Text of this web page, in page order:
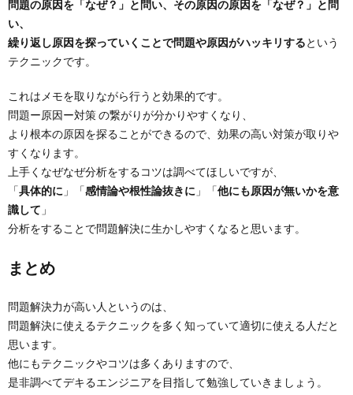
問題の原因を「なぜ？」と問い、その原因の原因を「なぜ？」と問
い、
繰り返し原因を探っていくことで問題や原因がハッキリするという
テクニックです。
これはメモを取りながら行うと効果的です。
問題ー原因ー対策 の繋がりが分かりやすくなり、
より根本の原因を探ることができるので、効果の高い対策が取りや
すくなります。
上手くなぜなぜ分析をするコツは調べてほしいですが、
「具体的に 」「感情論や根性論抜きに 」「他にも原因が無いかを意
識して 」
分析をすることで問題解決に生かしやすくなると思います。
まとめ
問題解決力が高い人というのは、
問題解決に使えるテクニックを多く知っていて適切に使える人だと
思います。
他にもテクニックやコツは多くありますので、
是非調べてデキるエンジニアを目指して勉強していきましょう。